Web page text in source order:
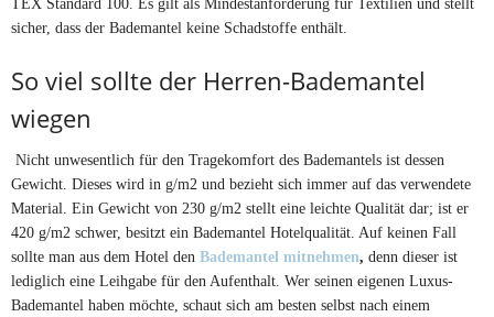
sicher, dass der Bademantel keine Schadstoffe enthält.
So viel sollte der Herren-Bademantel
wiegen
Nicht unwesentlich für den Tragekomfort des Bademantels ist dessen
Gewicht. Dieses wird in g/m2 und bezieht sich immer auf das verwendete
Material. Ein Gewicht von 230 g/m2 stellt eine leichte Qualität dar; ist er
420 g/m2 schwer, besitzt ein Bademantel Hotelqualität. Auf keinen Fall
sollte man aus dem Hotel den Bademantel mitnehmen, denn dieser ist
lediglich eine Leihgabe für den Aufenthalt. Wer seinen eigenen Luxus-
Bademantel haben möchte, schaut sich am besten selbst nach einem